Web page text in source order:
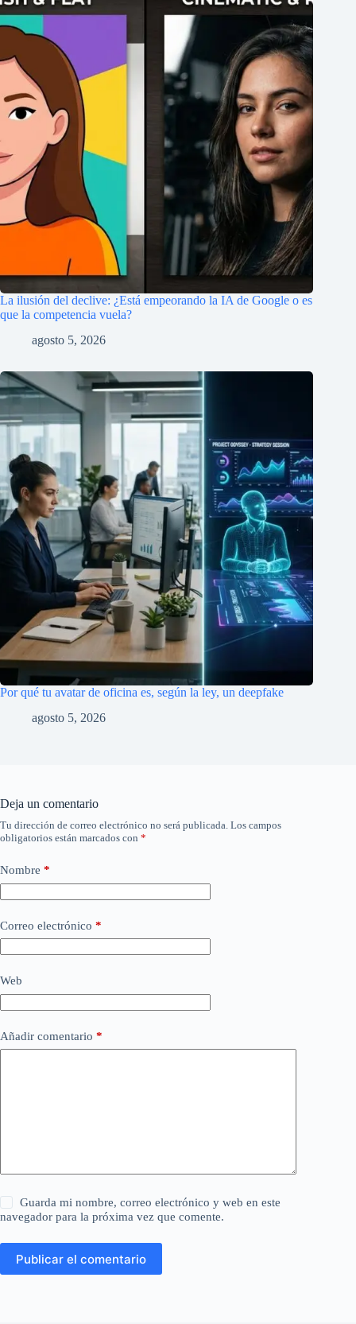
La ilusión del declive: ¿Está empeorando la IA de Google o es
que la competencia vuela?
agosto 5, 2026
Por qué tu avatar de oficina es, según la ley, un deepfake
agosto 5, 2026
Deja un comentario
Tu dirección de correo electrónico no será publicada. Los campos
obligatorios están marcados con *
Nombre *
Correo electrónico *
Web
Añadir comentario *
Guarda mi nombre, correo electrónico y web en este
navegador para la próxima vez que comente.
Publicar el comentario